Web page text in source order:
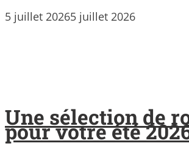
5 juillet 20265 juillet 2026
Une sélection de
pour votre été